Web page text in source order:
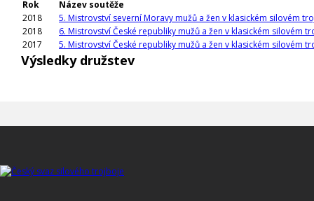
Rok
Název soutěže
2018
5. Mistrovství severní Moravy mužů a žen v klasickém silovém
2018
6. Mistrovství České republiky mužů a žen v klasickém silovém
2017
5. Mistrovství České republiky mužů a žen v klasickém silovém
Výsledky družstev